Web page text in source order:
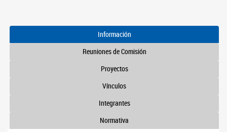
Información
Reuniones de Comisión
Proyectos
Vínculos
Integrantes
Normativa